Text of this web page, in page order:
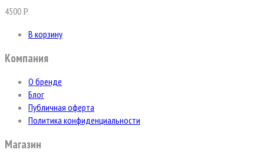
4500Р
В корзину
Компания
О бренде
Блог
Публичная оферта
Политика конфиденциальности
Магазин